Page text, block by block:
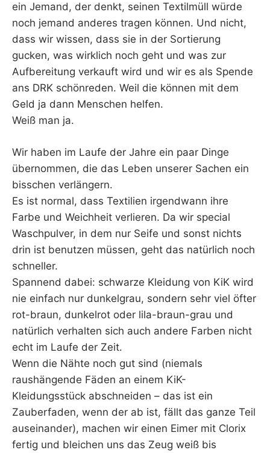
ein Jemand, der denkt, seinen Textilmüll würde
noch jemand anderes tragen können. Und nicht,
dass wir wissen, dass sie in der Sortierung
gucken, was wirklich noch geht und was zur
Aufbereitung verkauft wird und wir es als Spende
ans DRK schönreden. Weil die können mit dem
Geld ja dann Menschen helfen.
Weiß man ja.
Wir haben im Laufe der Jahre ein paar Dinge
übernommen, die das Leben unserer Sachen ein
bisschen verlängern.
Es ist normal, dass Textilien irgendwann ihre
Farbe und Weichheit verlieren. Da wir special
Waschpulver, in dem nur Seife und sonst nichts
drin ist benutzen müssen, geht das natürlich noch
schneller.
Spannend dabei: schwarze Kleidung von KiK wird
nie einfach nur dunkelgrau, sondern sehr viel öfter
rot-braun, dunkelrot oder lila-braun-grau und
natürlich verhalten sich auch andere Farben nicht
echt im Laufe der Zeit.
Wenn die Nähte noch gut sind (niemals
raushängende Fäden an einem KiK-
Kleidungsstück abschneiden – das ist ein
Zauberfaden, wenn der ab ist, fällt das ganze Teil
auseinander), machen wir einen Eimer mit Clorix
fertig und bleichen uns das Zeug weiß bis